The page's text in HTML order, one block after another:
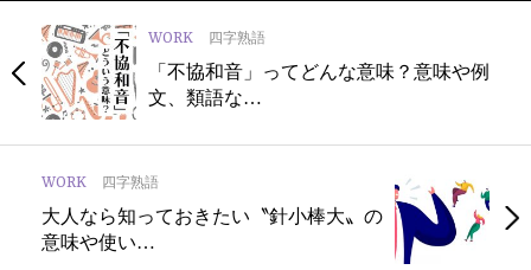
WORK 四字熟語
「不協和音」ってどんな意味？意味や例
文、類語な…
WORK 四字熟語
大人なら知っておきたい〝針小棒大〟の
意味や使い…